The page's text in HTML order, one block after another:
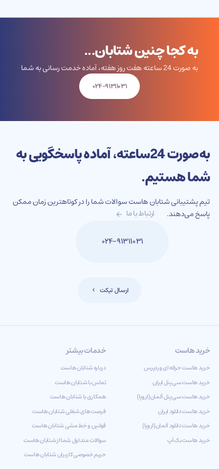
به کجا چنین شتابان...
به صورت 24 ساعته هفت روز هفته، آماده خدمت رسانی به شما
۰۲۴-۹۱۳۱۱۰۳۱
به‌صورت 24‌ساعته، آماده پاسخگویی به
شما هستیم.
تیم پشتیبانی شتابان هاست سوالات شما را در کوتاهترین زمان ممکن
پاسخ می‌دهند.
ارتباط با ما
۰۲۴-۹۱۳۱۱۰۳۱
ارسال تیکت
خرید هاست
خرید هاست حرفه ای وردپرس
خرید هاست سی پنل ایران
خرید هاست سی پنل آلمان(اروپا)
خرید هاست دانلود ایران
خرید هاست دانلود آلمان(اروپا)
خرید هاست بک آپ
خدمات بیشتر
درباره شتابان هاست
تماس با شتابان هاست
همکاری با شتابان هاست
فرصت های شغلی شتابان هاست
قوانین و خط مشی شتابان هاست
سوالات متداول شما از شتابان هاست
حریم خصوصی کاربران شتابان هاست